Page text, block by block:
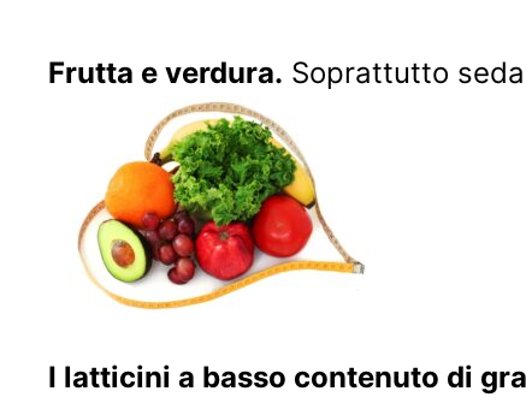
Frutta e verdura. Soprattutto
I latticini a basso contenuto di